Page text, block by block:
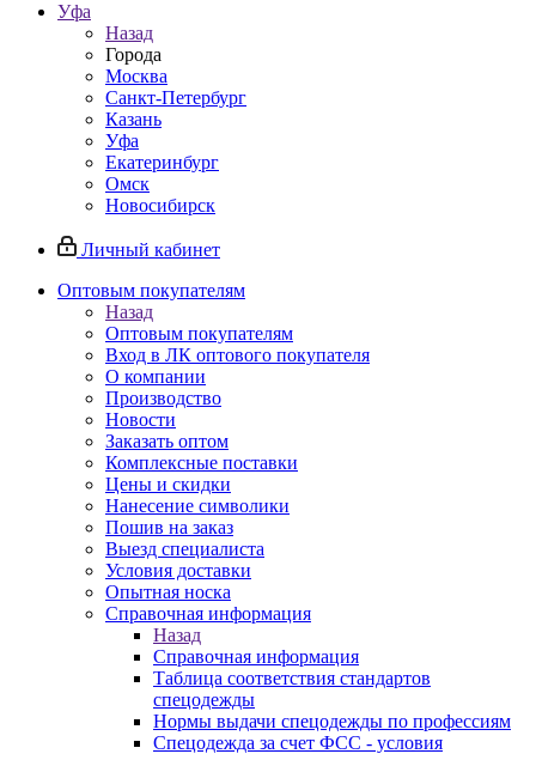
Уфа
Назад
Города
Москва
Санкт-Петербург
Казань
Уфа
Екатеринбург
Омск
Новосибирск
Личный кабинет
Оптовым покупателям
Назад
Оптовым покупателям
Вход в ЛК оптового покупателя
О компании
Производство
Новости
Заказать оптом
Комплексные поставки
Цены и скидки
Нанесение символики
Пошив на заказ
Выезд специалиста
Условия доставки
Опытная носка
Справочная информация
Назад
Справочная информация
Таблица соответствия стандартов
спецодежды
Нормы выдачи спецодежды по профессиям
Спецодежда за счет ФСС - условия